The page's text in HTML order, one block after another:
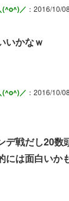
(^o^)／ ：2016/10/
いかなｗ
(^o^)／ ：2016/10/
デ戦だし20数
には面白いか